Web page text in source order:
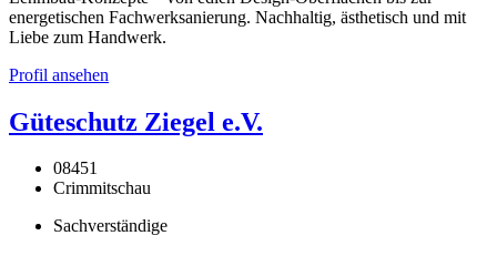
energetischen Fachwerksanierung. Nachhaltig, ästhetisch und mit
Liebe zum Handwerk.
Profil ansehen
Güteschutz Ziegel e.V.
08451
Crimmitschau
Sachverständige